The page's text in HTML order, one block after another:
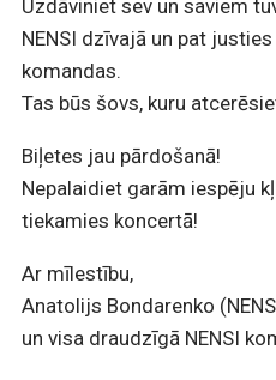
Uzdāviniet sev un saviem
NENSI dzīvajā un pat justies
komandas.
Tas būs šovs, kuru
Biļetes jau pārdošanā!
Nepalaidiet garām iespēju
tiekamies koncertā!
Ar mīlestību,
Anatolijs Bondarenko
un visa draudzīgā NENSI